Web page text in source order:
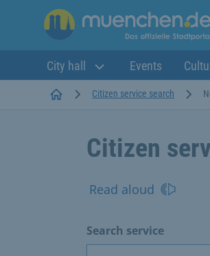
City hall Events
StartseiteCitizen service search
Citizen
Read aloud
Search service